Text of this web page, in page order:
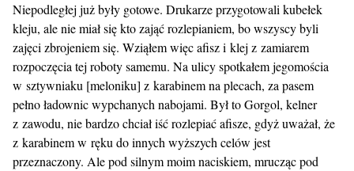
Niepodległej już były gotowe. Drukarze przygotowali kubełek
kleju, ale nie miał się kto zająć rozlepianiem, bo wszyscy byli
zajęci zbrojeniem się. Wziąłem więc afisz i klej z zamiarem
rozpoczęcia tej roboty samemu. Na ulicy spotkałem jegomościa
w sztywniaku [meloniku] z karabinem na plecach, za pasem
pełno ładownic wypchanych nabojami. Był to Gorgol, kelner
z zawodu, nie bardzo chciał iść rozlepiać afisze, gdyż uważał, że
z karabinem w ręku do innych wyższych celów jest
przeznaczony. Ale pod silnym moim naciskiem, mrucząc pod